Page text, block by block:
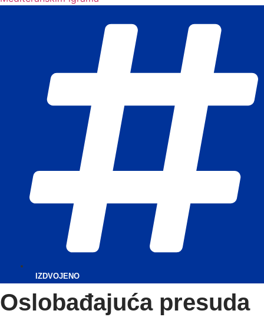
IZDVOJENO
Oslobađajuća presuda